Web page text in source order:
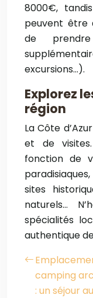
8000€,
peuvent être
de
excursions…).
Explorez
région
La Côte
et de
fonction de
sites
naturels…
spécialités
authentique
camping
: un séjour